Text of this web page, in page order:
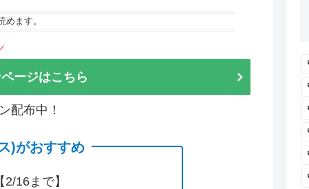
めます。
ージはこちら
配布中！
)がおすすめ
2/16まで】